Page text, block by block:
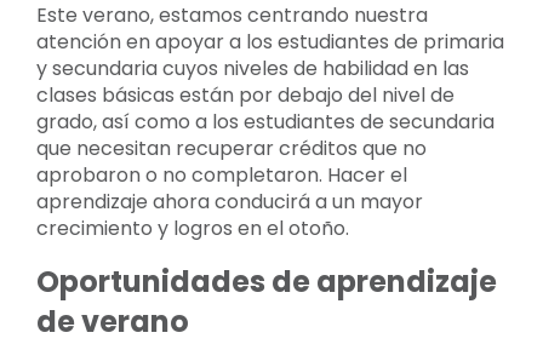
Este verano, estamos centrando nuestra
atención en apoyar a los estudiantes de primaria
y secundaria cuyos niveles de habilidad en las
clases básicas están por debajo del nivel de
grado, así como a los estudiantes de secundaria
que necesitan recuperar créditos que no
aprobaron o no completaron. Hacer el
aprendizaje ahora conducirá a un mayor
crecimiento y logros en el otoño.
Oportunidades de aprendizaje
de verano